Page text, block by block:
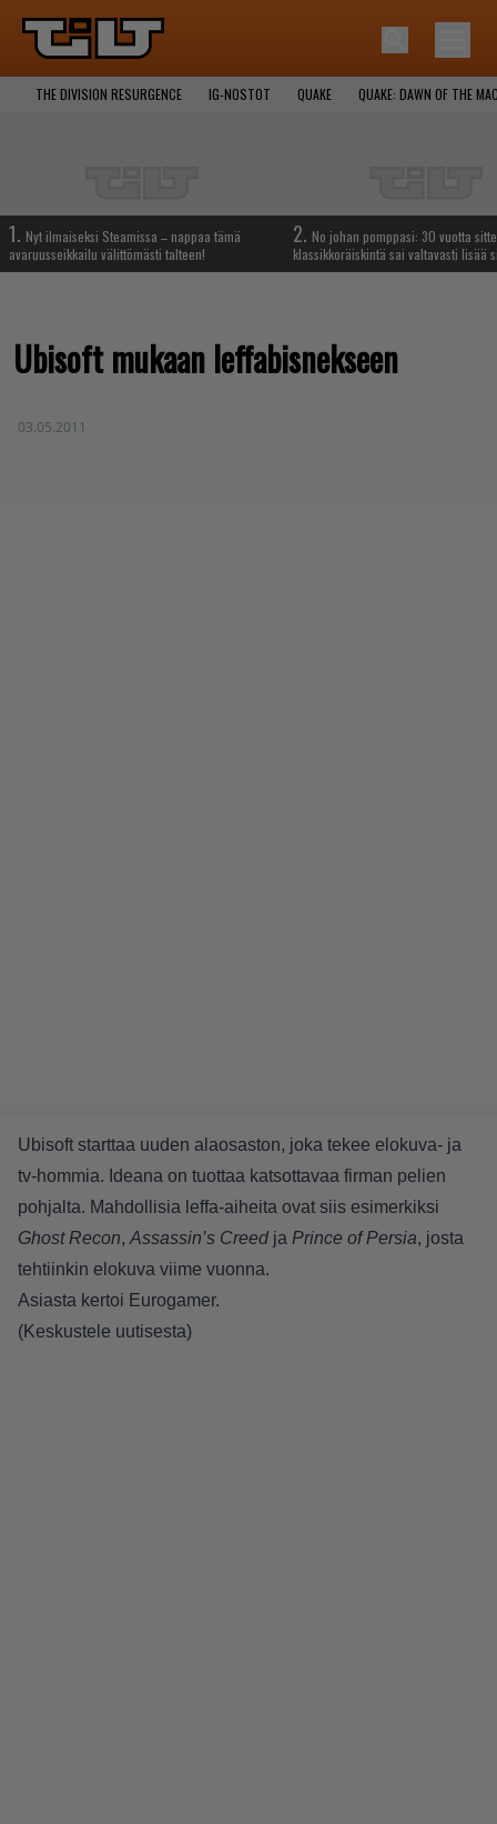
THE DIVISION RESURGENCE IG-NOSTOT QUAKE QUAKE: DAWN OF THE
1. Nyt ilmaiseksi Steamissa – nappaa tämä
avaruusseikkailu välittömästi talteen!
2. No johan pomppasi: 30 vuotta
klassikkoräiskintä sai valtavasti lisää
Ubisoft mukaan leffabisnekseen
03.05.2011
Ubisoft starttaa uuden alaosaston, joka tekee elokuva- ja
tv-hommia. Ideana on tuottaa katsottavaa firman pelien
pohjalta. Mahdollisia leffa-aiheita ovat siis esimerkiksi
Ghost Recon, Assassin’s Creed ja Prince of Persia, josta
tehtiinkin elokuva viime vuonna.
Asiasta kertoi Eurogamer.
(Keskustele uutisesta)